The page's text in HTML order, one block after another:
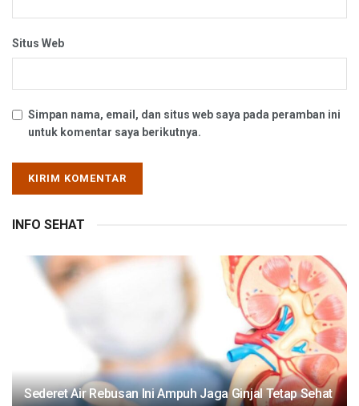
Situs Web
Simpan nama, email, dan situs web saya pada peramban ini
untuk komentar saya berikutnya.
INFO SEHAT
Sederet Air Rebusan Ini Ampuh Jaga Ginjal Tetap Sehat